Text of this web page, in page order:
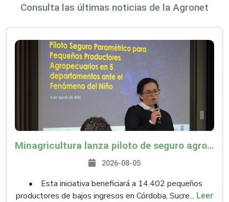
Consulta las últimas noticias de la Agronet
Minagricultura lanza piloto de seguro agropecuario por $9.625 millones para proteger a más de 14.000 pequeños productores contra riesgos del Fenómeno de El Niño
2026-08-05
• Esta iniciativa beneficiará a 14.402 pequeños
productores de bajos ingresos en Córdoba, Sucre... Leer